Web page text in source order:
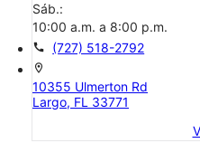
Sáb.:
10:00 a.m. a 8:00 p.m.
call (727) 518-2792
location_on
10355 Ulmerton Rd
Largo, FL 33771